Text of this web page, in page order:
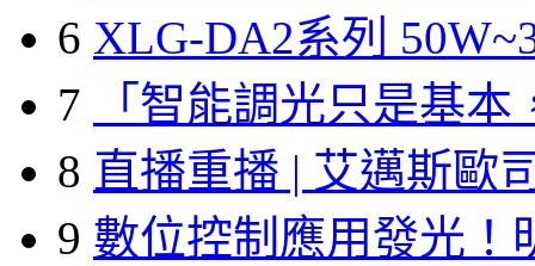
6 XLG-DA2系列
7
「智能調光只是基本
8 直播重播 | 艾邁斯歐
9 數位控制應用發光！